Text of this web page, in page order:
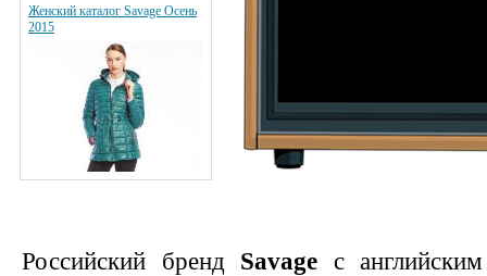
Женский каталог Savage Осень
2015
Российский бренд Savage с